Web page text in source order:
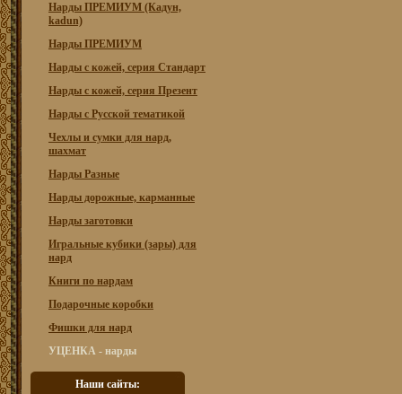
Нарды ПРЕМИУМ (Кадун,
kadun)
Нарды ПРЕМИУМ
Нарды с кожей, серия Стандарт
Нарды с кожей, серия Презент
Нарды с Русской тематикой
Чехлы и сумки для нард,
шахмат
Нарды Разные
Нарды дорожные, карманные
Нарды заготовки
Игральные кубики (зары) для
нард
Книги по нардам
Подарочные коробки
Фишки для нард
УЦЕНКА - нарды
Наши сайты: